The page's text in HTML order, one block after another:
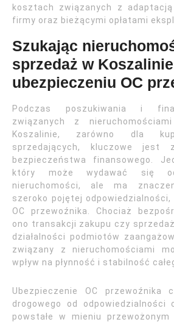
kosztach związanych z
firmy oraz bieżącymi opłatami
Szukając
sprzedaż w
ubezpieczeniu OC
Podczas poszukiwania i
związanych z
Koszalinie, zarówno dla
sprzedających, kluczowe jest
bezpieczeństwa finansowego.
który może wydawać się
nieruchomości, ale ma
szeroko pojętej
OC przewoźnika. Chociaż
ono transakcji zakupu czy
działalności podmiotów
związany z nieruchomościami
wpływ na płynność i stabilność
Ubezpieczenie OC przewoźnika
drogowego od odpowiedzialności
powstałe w mieniu